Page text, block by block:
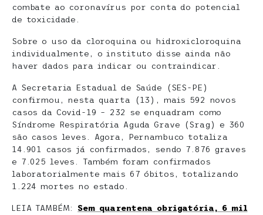
combate ao coronavírus por conta do potencial
de toxicidade.
Sobre o uso da cloroquina ou hidroxicloroquina
individualmente, o instituto disse ainda não
haver dados para indicar ou contraindicar.
A Secretaria Estadual de Saúde (SES-PE)
confirmou, nesta quarta (13), mais 592 novos
casos da Covid-19 – 232 se enquadram como
Síndrome Respiratória Aguda Grave (Srag) e 360
são casos leves. Agora, Pernambuco totaliza
14.901 casos já confirmados, sendo 7.876 graves
e 7.025 leves. Também foram confirmados
laboratorialmente mais 67 óbitos, totalizando
1.224 mortes no estado.
LEIA TAMBÉM: Sem quarentena obrigatória, 6 mil